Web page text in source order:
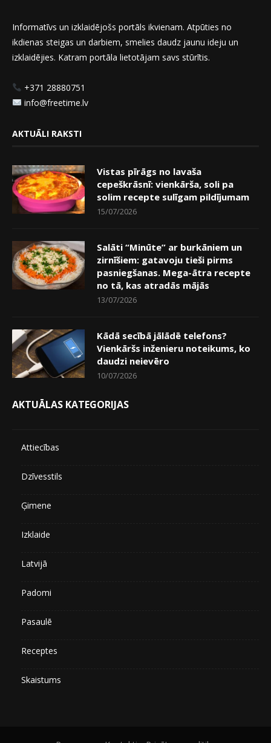
Informatīvs un izklaidējošs portāls ikvienam. Atpūties no
ikdienas steigas un darbiem, smelies daudz jaunu ideju un
izklaidējies. Katram portāla lietotājam savs stūrītis.
+371 28880751
info@freetime.lv
AKTUĀLI RAKSTI
Vistas pīrāgs no lavaša
cepeškrāsnī: vienkārša, soli pa
solim recepte sulīgam pildījumam
15/07/2026
Salāti “Minūte” ar burkāniem un
zirnīšiem: gatavoju tieši pirms
pasniegšanas. Mega-ātra recepte
no tā, kas atradās mājās
13/07/2026
Kādā secībā jālādē telefons?
Vienkāršs inženieru noteikums, ko
daudzi neievēro
10/07/2026
AKTUĀLAS KATEGORIJAS
Attiecības
Dzīvesstils
Ģimene
Izklaide
Latvijā
Padomi
Pasaulē
Receptes
Skaistums